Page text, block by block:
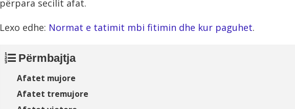
përpara secilit afat.
Lexo edhe: Normat e tatimit mbi fitimin dhe kur paguhet.
Përmbajtja
Afatet mujore
Afatet tremujore